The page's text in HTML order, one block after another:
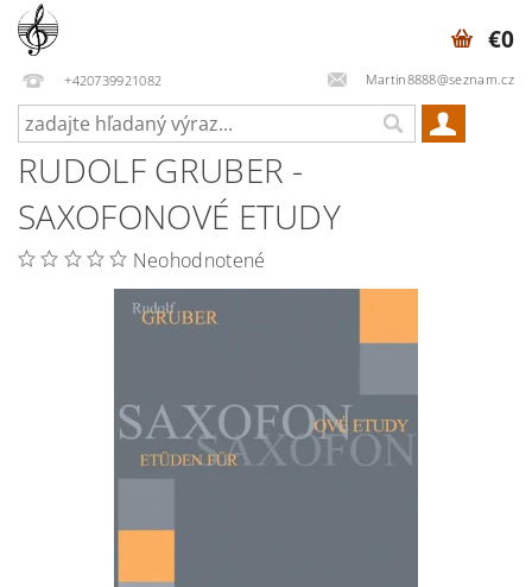
+420739921082 Martin8888@seznam.cz
€0
RUDOLF GRUBER -
SAXOFONOVÉ ETUDY
Neohodnotené